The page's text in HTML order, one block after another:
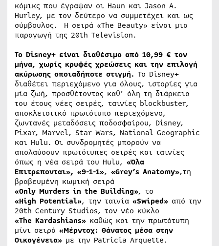
κόμικς που έγραψαν οι Haun και Jason A.
Hurley, με τον δεύτερο να συμμετέχει και ως
σύμβουλος. Η σειρά «The Beauty» είναι μια
παραγωγή της 20th Television.
Το Disney+ είναι διαθέσιμο από 10,99 € τον
μήνα, χωρίς κρυφές χρεώσεις και την επιλογή
ακύρωσης οποιαδήποτε στιγμή. Το Disney+
διαθέτει περιεχόμενο για όλους, ιστορίες για
μία ζωή, προσθέτοντας καθ’ όλη τη διάρκεια
του έτους νέες σειρές, ταινίες blockbuster,
αποκλειστικό πρωτότυπο περιεχόμενο,
ζωντανές μεταδόσεις ποδοσφαίρου, Disney,
Pixar, Marvel, Star Wars, National Geographic
και Hulu. Οι συνδρομητές μπορούν να
απολαύσουν πρωτότυπες σειρές και ταινίες
όπως η νέα σειρά του Hulu, «Όλα
Επιτρεπονται», «9-1-1», «Grey’s Anatomy»,τη
βραβευμένη κωμική σειρά
«Only Murders in the Building», το
«High Potential», την ταινία «Swiped» από την
20th Century Studios, τον νέο κύκλο
«The Kardashians» καθώς και την πρωτότυπη
μίνι σειρά «Μέρντοχ: Θάνατος μέσα στην
Οικογένεια» με την Patricia Arquette.